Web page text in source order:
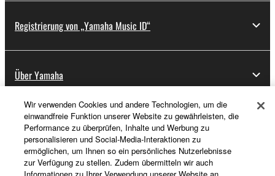
Registrierung von „Yamaha Music ID“
Über Yamaha
Schweiz Suisse Svizzera - German
Business
Wir verwenden Cookies und andere Technologien, um die
einwandfreie Funktion unserer Website zu gewährleisten, die
Performance zu überprüfen, Inhalte und Werbung zu
personalisieren und Social-Media-Interaktionen zu
ermöglichen, um Ihnen so ein persönliches Nutzerlebnisse
zur Verfügung zu stellen. Zudem übermitteln wir auch